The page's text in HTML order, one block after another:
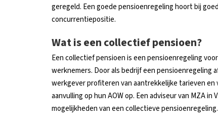
geregeld. Een goede pensioenregeling hoort bij
concurrentiepositie.
Wat is een collectief pensioen?
Een collectief pensioen is een pensioenregeling
werknemers. Door als bedrijf een pensioenregeling
werkgever profiteren van aantrekkelijke tarieven
aanvulling op hun AOW op. Een adviseur van MZA
mogelijkheden van een collectieve pensioenregeling.